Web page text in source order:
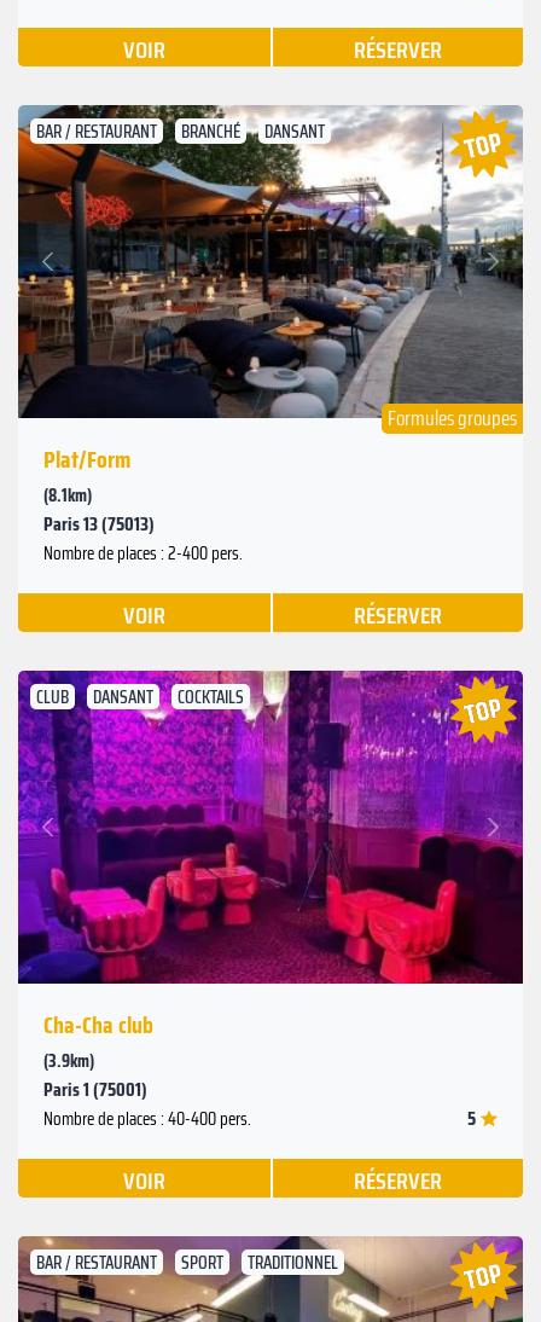
VOIR RÉSERVER
BAR / RESTAURANT BRANCHÉ DANSANT
Précédent
Suivant
Formules groupes
Plat/Form
(8.1km)
Paris 13 (75013)
Nombre de places : 2-400 pers.
VOIR RÉSERVER
CLUB DANSANT COCKTAILS
Précédent
Suivant
Cha-Cha club
(3.9km)
Paris 1 (75001)
Nombre de places : 40-400 pers. 5
VOIR RÉSERVER
BAR / RESTAURANT SPORT TRADITIONNEL